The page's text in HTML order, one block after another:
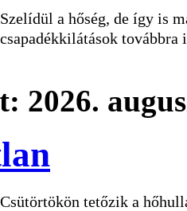
Szelídül a hőség, de így is
csapadékkilátások továbbra
2026.
Csütörtökön tetőzik a